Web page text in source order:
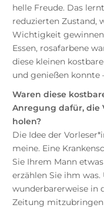
helle Freude. Das
reduzierten Zustand,
Wichtigkeit
Essen, rosafarbene
diese kleinen
und genießen konnte
Waren diese
Anregung dafür, die
holen?
Die Idee der
meine. Eine
Sie Ihrem Mann
erzählen Sie ihm
wunderbarerweise in
Zeitung mitzubringen